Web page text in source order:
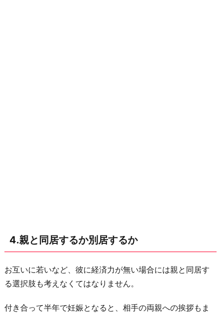
4.親と同居するか別居するか
お互いに若いなど、彼に経済力が無い場合には親と同居す
る選択肢も考えなくてはなりません。
付き合って半年で妊娠となると、相手の両親への挨拶もま